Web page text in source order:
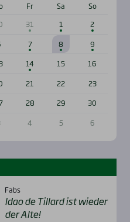
Fr Sa
So
31 1
2
7 8
9
14 15
16
21 22
23
28 29
30
4 5 6
Fabs
Idao de Til­lard ist wie­der
der Alte!